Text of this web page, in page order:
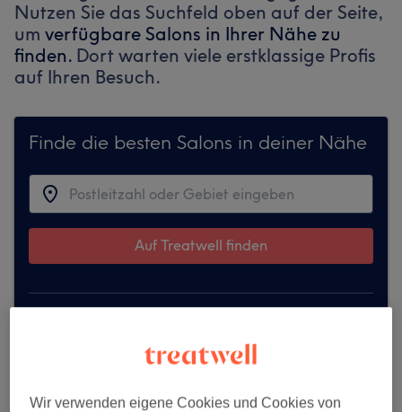
Nutzen Sie das Suchfeld oben auf der Seite,
um verfügbare Salons in Ihrer Nähe zu
finden. Dort warten viele erstklassige Profis
auf Ihren Besuch.
Finde die besten Salons in deiner Nähe
Auf Treatwell finden
Wir verwenden eigene Cookies und Cookies von